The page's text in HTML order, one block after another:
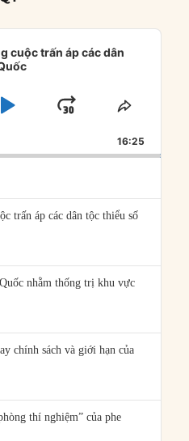
cuộc trấn áp các dân
PLAYJUMP
FORWARD
SHARE
16:25
trấn áp các dân tộc thiểu số
nhằm thống trị khu vực
chính sách và giới hạn của
thí nghiệm” của phe